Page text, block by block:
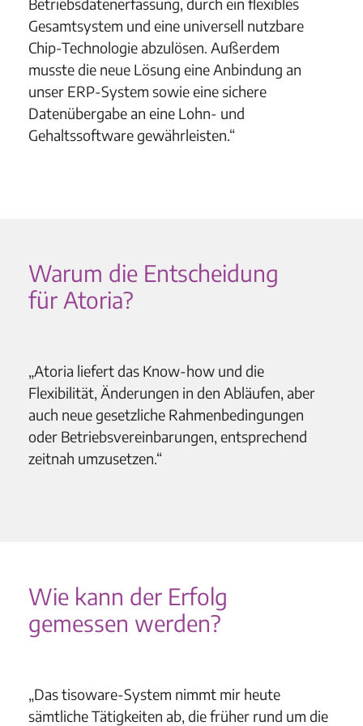
Gesamtsystem und eine universell nutzbare
Chip-Technologie abzulösen. Außerdem
musste die neue Lösung eine Anbindung an
unser ERP-System sowie eine sichere
Datenübergabe an eine Lohn- und
Gehaltssoftware gewährleisten.“
Warum die Entscheidung
für Atoria?
„Atoria liefert das Know-how und die
Flexibilität, Änderungen in den Abläufen, aber
auch neue gesetzliche Rahmenbedingungen
oder Betriebsvereinbarungen, entsprechend
zeitnah umzusetzen.“
Wie kann der Erfolg
gemessen werden?
„Das tisoware-System nimmt mir heute
sämtliche Tätigkeiten ab, die früher rund um die